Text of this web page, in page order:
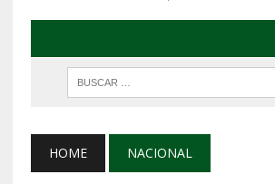
HOME NACIONAL